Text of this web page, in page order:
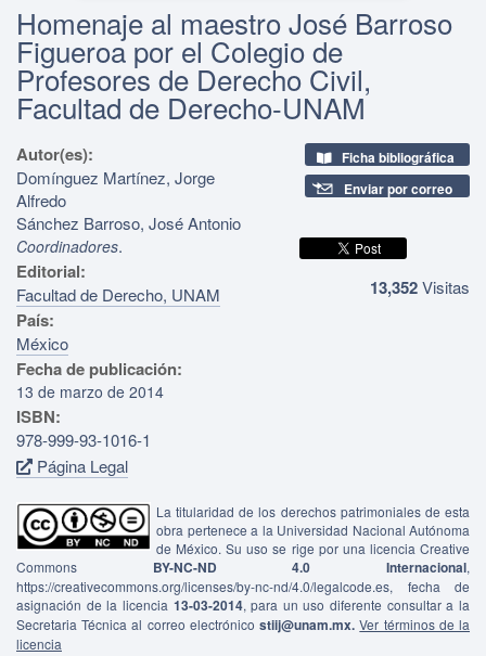
Homenaje al maestro José Barroso
Figueroa por el Colegio de
Profesores de Derecho Civil,
Facultad de Derecho-UNAM
Autor(es):
Domínguez Martínez, Jorge
Alfredo
Sánchez Barroso, José Antonio
Coordinadores.
Editorial:
Facultad de Derecho, UNAM
País:
México
Fecha de publicación:
13 de marzo de 2014
ISBN:
978-999-93-1016-1
Página Legal
Ficha bibliográfica
Enviar por correo
13,352Visitas
La titularidad de los derechos patrimoniales de esta
obra pertenece a la Universidad Nacional Autónoma
de México. Su uso se rige por una licencia Creative
Commons BY-NC-ND 4.0 Internacional,
https://creativecommons.org/licenses/by-nc-nd/4.0/legalcode.es, fecha de
asignación de la licencia 13-03-2014, para un uso diferente consultar a la
Secretaria Técnica al correo electrónicostiij@unam.mx. Ver términos de la
licencia